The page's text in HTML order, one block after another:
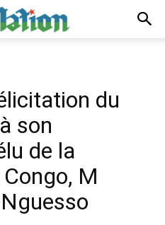
du
son
de la
M